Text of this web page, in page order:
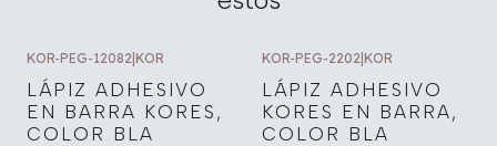
KOR-PEG-12082 KOR
LÁPIZ ADHESIVO
EN BARRA KORES,
COLOR BLA
KOR-PEG-2202 KOR
LÁPIZ ADHESIVO
KORES EN BARRA,
COLOR BLA